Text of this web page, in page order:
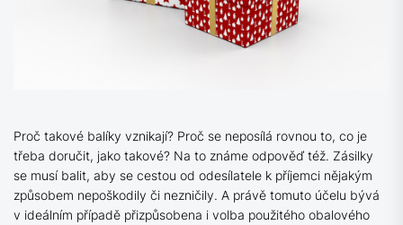
Proč takové balíky vznikají? Proč se neposílá rovnou to, co je
třeba doručit, jako takové? Na to známe odpověď též. Zásilky
se musí balit, aby se cestou od odesílatele k příjemci nějakým
způsobem nepoškodily či nezničily. A právě tomuto účelu bývá
v ideálním případě přizpůsobena i volba použitého obalového